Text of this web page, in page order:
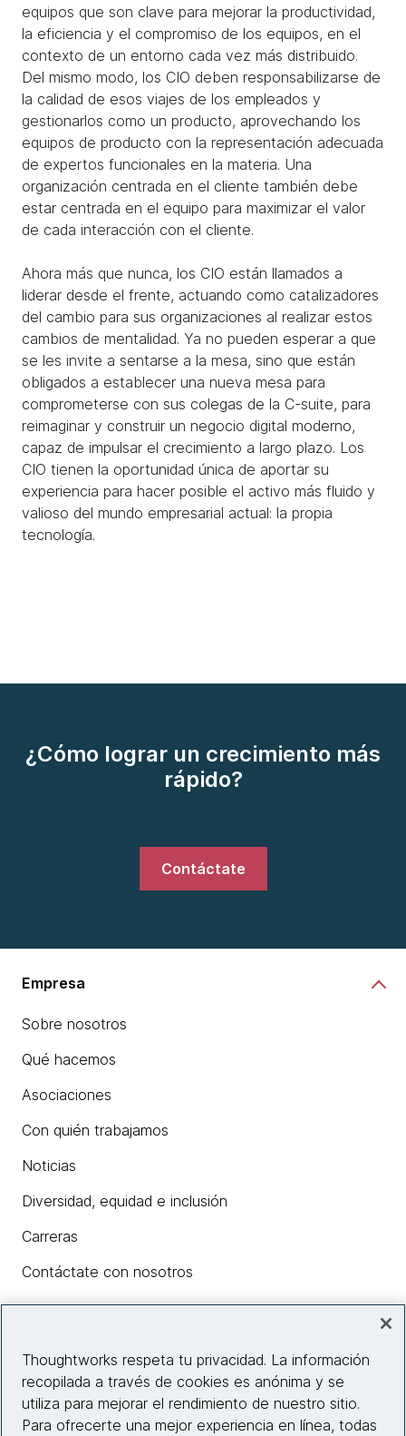
equipos que son clave para mejorar la productividad,
la eficiencia y el compromiso de los equipos, en el
contexto de un entorno cada vez más distribuido.
Del mismo modo, los CIO deben responsabilizarse de
la calidad de esos viajes de los empleados y
gestionarlos como un producto, aprovechando los
equipos de producto con la representación adecuada
de expertos funcionales en la materia. Una
organización centrada en el cliente también debe
estar centrada en el equipo para maximizar el valor
de cada interacción con el cliente.
Ahora más que nunca, los CIO están llamados a
liderar desde el frente, actuando como catalizadores
del cambio para sus organizaciones al realizar estos
cambios de mentalidad. Ya no pueden esperar a que
se les invite a sentarse a la mesa, sino que están
obligados a establecer una nueva mesa para
comprometerse con sus colegas de la C-suite, para
reimaginar y construir un negocio digital moderno,
capaz de impulsar el crecimiento a largo plazo. Los
CIO tienen la oportunidad única de aportar su
experiencia para hacer posible el activo más fluido y
valioso del mundo empresarial actual: la propia
tecnología.
¿Cómo lograr un crecimiento más
rápido?
Contáctate
Empresa
Sobre nosotros
Qué hacemos
Asociaciones
Con quién trabajamos
Noticias
Diversidad, equidad e inclusión
Carreras
Contáctate con nosotros
Información del sitio web
Thoughtworks respeta tu privacidad. La información
recopilada a través de cookies es anónima y se
utiliza para mejorar el rendimiento de nuestro sitio.
Para ofrecerte una mejor experiencia en línea, todas